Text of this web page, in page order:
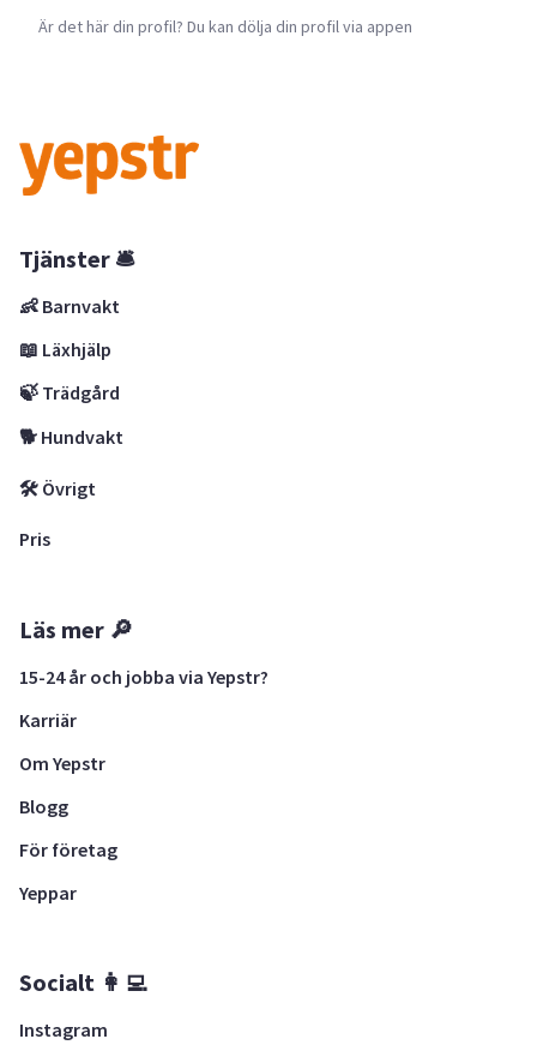
Är det här din profil? Du kan dölja din profil via appen
Tjänster 🛎
👶 Barnvakt
📖 Läxhjälp
🍃 Trädgård
🐕 Hundvakt
🛠 Övrigt
Pris
Läs mer 🔎
15-24 år och jobba via Yepstr?
Karriär
Om Yepstr
Blogg
För företag
Yeppar
Socialt 👩‍💻
Instagram